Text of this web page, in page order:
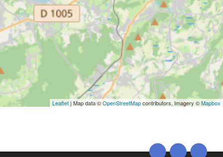
Leaflet | Map data ©OpenStreetMapcontributors, Imagery ©Mapbox